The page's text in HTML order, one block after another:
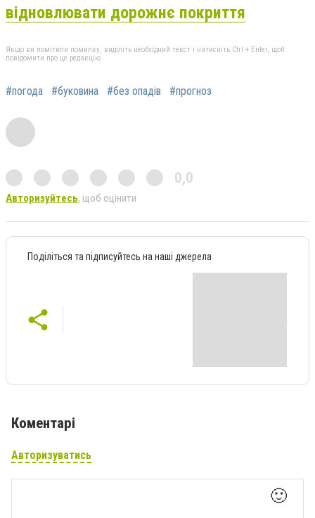
відновлювати дорожнє покриття
Якщо ви помітили помилку, виділіть необхідний текст і натисніть Ctrl + Enter, щоб
повідомити про це редакцію
#погода #буковина #без опадів #прогноз
0,0
Авторизуйтесь, щоб оцінити
Поділіться та підписуйтесь на наші джерела
Коментарі
Авторизуватись
🙂